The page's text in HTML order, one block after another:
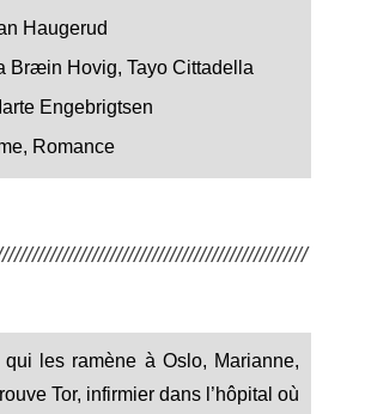
Haugerud
Bræin Hovig, Tayo Cittadella
Engebrigtsen
Romance
les ramène à Oslo, Marianne,
Tor, infirmier dans l’hôpital où